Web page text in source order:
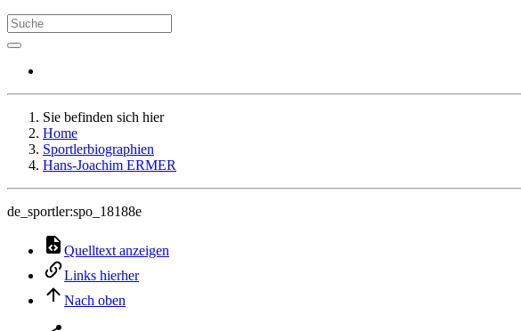
Sie befinden sich hier
Home
Sportlerbiographien
Hans-Joachim ERMER
de_sportler:spo_18188e
Quelltext anzeigen
Links hierher
Nach oben